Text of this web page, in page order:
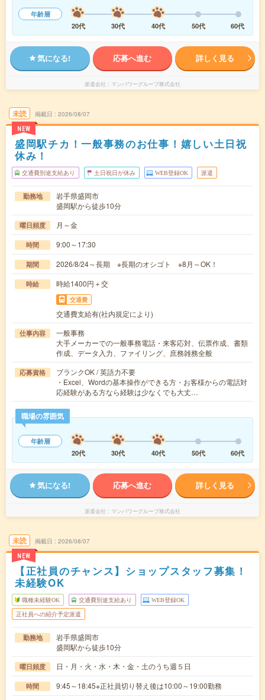
年齢層
20代
30代 40代 50代 60代
気になる! 応募へ進む 詳しく見る
派遣会社 マンパワーグループ株式会社
未読
NEW
掲載日 2026/08/07
盛岡駅チカ！一般事務のお仕事！嬉しい土日祝
休み！
交通費別途支給あり 土日祝日が休み WEB登録OK 派遣
勤務地
岩手県盛岡市
盛岡駅から徒歩10分
曜日頻度 月～金
時間 9:00～17:30
期間 2026/8/24～長期 ※長期のオシゴト ※8月～OK！
時給 時給1400円＋交
交通費
交通費支給有(社内規定により)
仕事内容
一般事務
大手メーカーでの一般事務電話・来客応対、伝票作成、書類
作成、データ入力、ファイリング、庶務雑務全般
応募資格
ブランクOK / 英語力不要
・Excel、Wordの基本操作ができる方・お客様からの電話対
応経験がある方なら経験は少なくでも大丈…
職場の雰囲気
年齢層
20代
30代 40代 50代 60代
気になる! 応募へ進む 詳しく見る
派遣会社 マンパワーグループ株式会社
未読
NEW
掲載日 2026/08/07
【正社員のチャンス】ショップスタッフ募集！
未経験OK
職種未経験OK 交通費別途支給あり WEB登録OK
正社員への紹介予定派遣
勤務地
岩手県盛岡市
盛岡駅から徒歩10分
曜日頻度 日・月・火・水・木・金・土のうち週５日
時間 9:45～18:45※正社員切り替え後は10:00～19:00勤務